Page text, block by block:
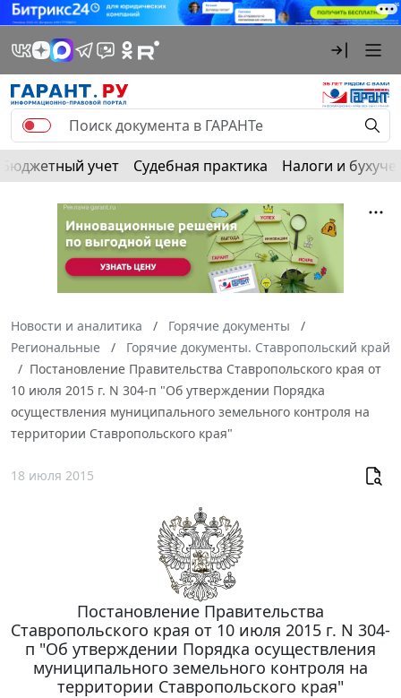
Бюджетный учет Судебная практика Налоги и
Новости и аналитика
Горячие документы
Региональные
Горячие документы. Ставропольский край
Постановление Правительства Ставропольского края от
10 июля 2015 г. N 304-п "Об утверждении Порядка
осуществления муниципального земельного контроля на
территории Ставропольского края"
18 июля 2015
Постановление Правительства
Ставропольского края от 10 июля 2015 г. N 304-
п "Об утверждении Порядка осуществления
муниципального земельного контроля на
территории Ставропольского края"